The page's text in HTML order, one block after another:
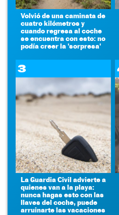
Volvió de una caminata de
cuatro kilómetros y
cuando regresa al coche
se encuentra con esto: no
podía creer la 'sorpresa'
3
La Guardia Civil advierte a
quienes van a la playa:
nunca hagas esto con las
llaves del coche, puede
arruinarte las vacaciones